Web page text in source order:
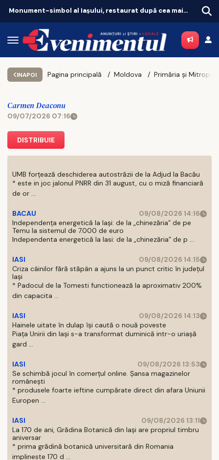
Monument-simbol al Iaşului, restaurat după cea mai amplă intervenţie
INAPOI Pagina principală Moldova
Carmen Deaconu
09/07/2026 07:16
DISTRIBUIE
UMB forțează deschiderea autostrăzii de la Adjud la Bacău
* este in joc jalonul PNRR din 31 august, cu o miză financiară
de or ...
BACAU
09/08/2026 14:16
Independența energetică la Iași: de la „chinezăria” de pe
Temu la sistemul de 7.000 de euro
Independenta energetică la Iasi: de la „chinezăria” de p ...
IASI
09/08/2026 14:15
Criza câinilor fără stăpân a ajuns la un punct critic în județul
Iași
* Padocul de la Tomesti functionează la aproximativ 200%
din capacita ...
IASI
09/08/2026 14:13
Hainele uitate în dulap îşi caută o nouă poveste
Piaţa Unirii din Iaşi s-a transformat duminică intr-o uriaşă
gard ...
IASI
09/08/2026 13:53
Se schimbă jocul în comerțul online. Șansa magazinelor
românești
* produsele foarte ieftine cumpărate direct din afara Uniunii
Europen ...
IASI
09/08/2026 13:11
La 170 de ani, Grădina Botanică din Iași are propriul timbru
aniversar
* prima grădină botanică universitară din Romania
implineste 170 d ...